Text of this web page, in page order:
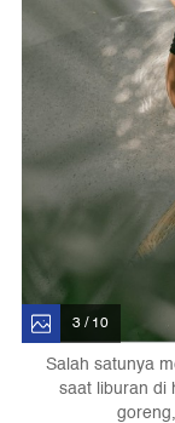
3 / 10
Salah satunya
saat liburan di